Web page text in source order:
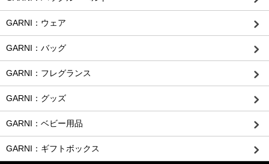
GARNI：ウェア
GARNI：バッグ
GARNI：フレグランス
GARNI：グッズ
GARNI：ベビー用品
GARNI：ギフトボックス